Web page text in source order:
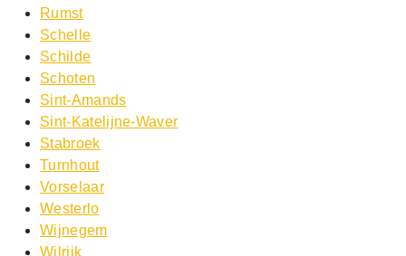
Rumst
Schelle
Schilde
Schoten
Sint-Amands
Sint-Katelijne-Waver
Stabroek
Turnhout
Vorselaar
Westerlo
Wijnegem
Wilrijk